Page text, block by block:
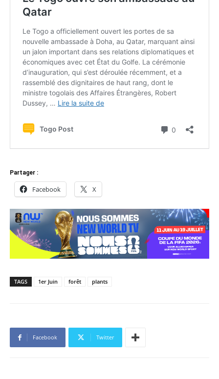
Partager :
Facebook X
TAGS 1er Juin forêt plants
Facebook Twitter